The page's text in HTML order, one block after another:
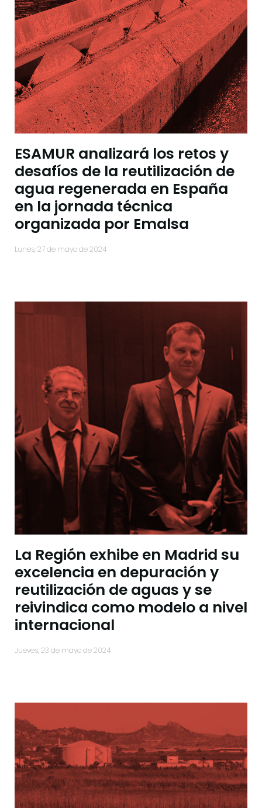
ESAMUR analizará los retos y
desafíos de la reutilización de
agua regenerada en España
en la jornada técnica
organizada por Emalsa
lunes, 27 de mayo de 2024
La Región exhibe en Madrid su
excelencia en depuración y
reutilización de aguas y se
reivindica como modelo a nivel
internacional
jueves, 23 de mayo de 2024